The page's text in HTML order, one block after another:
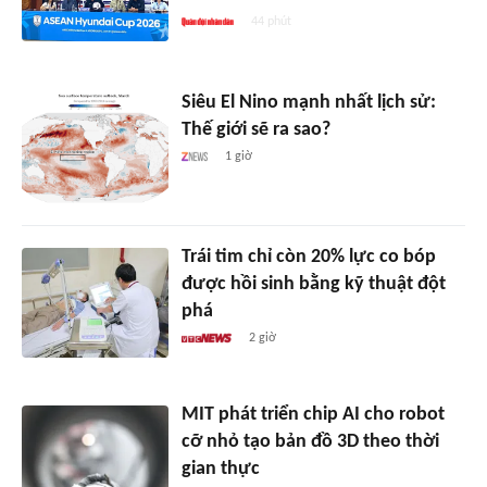
44 phút
Siêu El Nino mạnh nhất lịch sử:
Thế giới sẽ ra sao?
1 giờ
Trái tim chỉ còn 20% lực co bóp
được hồi sinh bằng kỹ thuật đột
phá
2 giờ
MIT phát triển chip AI cho robot
cỡ nhỏ tạo bản đồ 3D theo thời
gian thực